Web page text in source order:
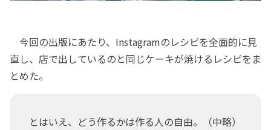
今回の出版にあたり、Instagramのレシピを全面的に見
直し、店で出しているのと同じケーキが焼けるレシピをま
とめた。
とはいえ、どう作るかは作る人の自由。（中略）